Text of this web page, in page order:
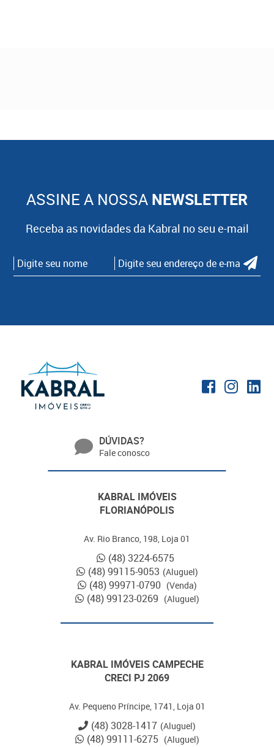
ASSINE A NOSSA NEWSLETTER
Receba as novidades da Kabral no seu e-mail
DÚVIDAS?
Fale conosco
KABRAL IMÓVEIS
FLORIANÓPOLIS
Av. Rio Branco, 198, Loja 01
(48) 3224-6575
(48) 99115-9053 (Aluguel)
(48) 99971-0790 (Venda)
(48) 99123-0269 (Aluguel)
KABRAL IMÓVEIS CAMPECHE
CRECI PJ 2069
Av. Pequeno Príncipe, 1741, Loja 01
(48) 3028-1417 (Aluguel)
(48) 99111-6275 (Aluguel)